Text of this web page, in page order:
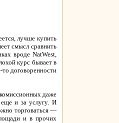
лучше купить
смысл сравнить
вроде NatWest,
курс бывает в
договоренности
даже
еще и за услугу. И
торговаться —
и в прочих